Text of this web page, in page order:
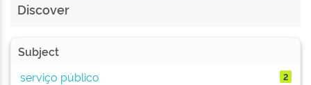
Discover
Subject
serviço público
2